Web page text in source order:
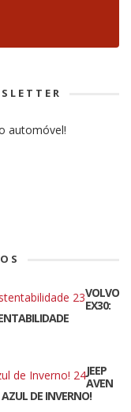
automóvel!
VOLVO
EX30:
JEEP
AVEN
DE INVERNO!